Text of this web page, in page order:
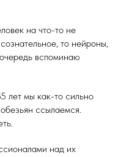
на что-то не
то нейроны,
вспоминаю
лет мы как-то сильно
ссылаемся.
над их